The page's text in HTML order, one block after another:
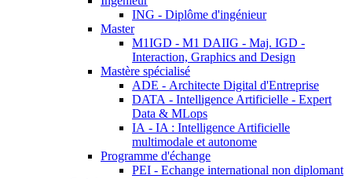
ING - Diplôme d'ingénieur
Master
M1IGD - M1 DAIIG - Maj. IGD -
Interaction, Graphics and Design
Mastère spécialisé
ADE - Architecte Digital d'Entreprise
DATA - Intelligence Artificielle - Expert
Data & MLops
IA - IA : Intelligence Artificielle
multimodale et autonome
Programme d'échange
PEI - Echange international non diplomant